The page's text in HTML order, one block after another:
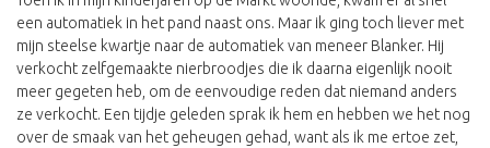
een automatiek in het pand naast ons. Maar ik ging toch liever met
mijn steelse kwartje naar de automatiek van meneer Blanker. Hij
verkocht zelfgemaakte nierbroodjes die ik daarna eigenlijk nooit
meer gegeten heb, om de eenvoudige reden dat niemand anders
ze verkocht. Een tijdje geleden sprak ik hem en hebben we het nog
over de smaak van het geheugen gehad, want als ik me ertoe zet,